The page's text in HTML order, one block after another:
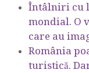
Întâlniri cu
mondial. O
care au
România
turistică.